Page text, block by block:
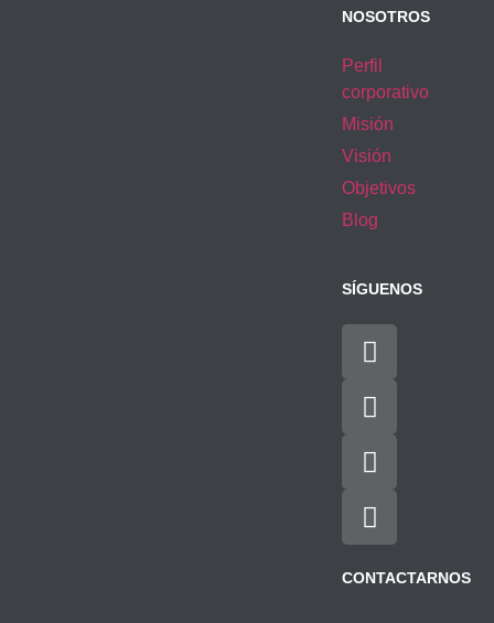
NOSOTROS
Perfil
corporativo
Misión
Visión
Objetivos
Blog
SÍGUENOS
CONTACTARNOS